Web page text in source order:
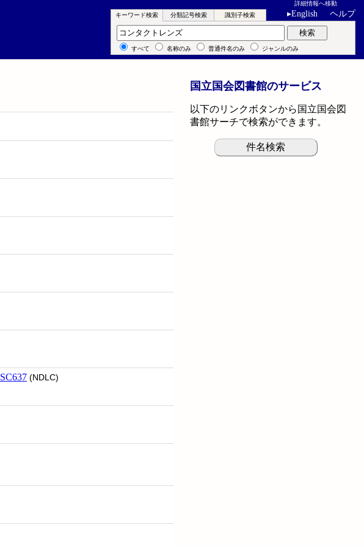
詳細情報へ移動
▸English ヘルプ
キーワード検索 分類記号検索 識別子検索
キーワード検索 検索
すべて 名称のみ 普通件名のみ ジャンルのみ
SC637 (NDLC)
国立国会図書館のサービス
以下のリンクボタンから国立国会図
書館サーチで検索ができます。
件名検索